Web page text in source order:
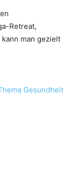
Retreat,
man gezielt
Gesundheit